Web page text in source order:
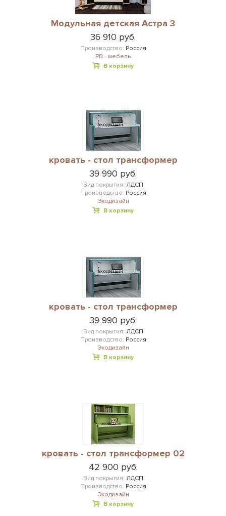
Модульная детская Астра 3
36 910 руб.
Производство: Россия
РВ - мебель
В корзину
кровать - стол трансформер
39 990 руб.
Вид покрытия: ЛДСП
Производство: Россия
Экодизайн
В корзину
кровать - стол трансформер
39 990 руб.
Вид покрытия: ЛДСП
Производство: Россия
Экодизайн
В корзину
кровать - стол трансформер 02
42 900 руб.
Вид покрытия: ЛДСП
Производство: Россия
Экодизайн
В корзину